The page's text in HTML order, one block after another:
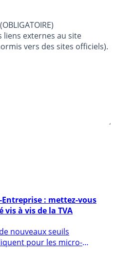
TEXTE DE VOTRE MESSAGE (OBLIGATOIRE)
liens externes au site
vers des sites officiels).
à vis de la TVA
pour les micro-